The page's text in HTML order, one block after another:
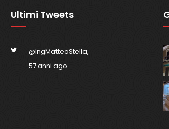
Ultimi Tweets
@IngMatteoStella,
57 anni ago